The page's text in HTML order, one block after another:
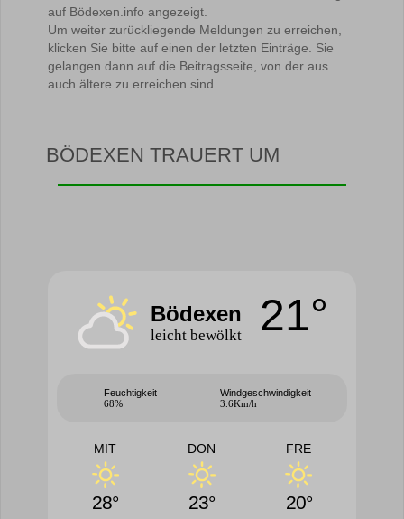
auf Bödexen.info angezeigt.
Um weiter zurückliegende Meldungen zu erreichen,
klicken Sie bitte auf einen der letzten Einträge. Sie
gelangen dann auf die Beitragsseite, von der aus
auch ältere zu erreichen sind.
BÖDEXEN TRAUERT UM
Bödexen
leicht bewölkt 21°
Feuchtigkeit
68%
Windgeschwindigkeit
3.6Km/h
MIT
28°
DON
23°
FRE
20°